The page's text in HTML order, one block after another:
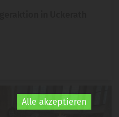
Alle akzeptieren
in Uckerath